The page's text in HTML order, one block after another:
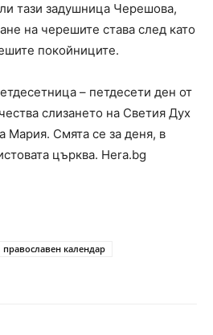
тази задушница Черешова,
на черешите става след като
покойниците.
– петдесети ден от
слизането на Светия Дух
Мария. Смята се за деня, в
църква. Hera.bg
православен календар